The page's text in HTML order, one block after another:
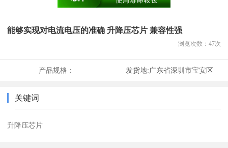
能够实现对电流电压的准确 升降压芯片 兼容性强
浏览次数： 47次
产品规格： 发货地:广东省深圳市宝安区
关键词
升降压芯片